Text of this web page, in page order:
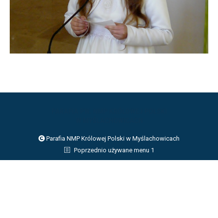
Parafia NMP Królowej Polski w Myślachowicach
Poprzednio używane menu 1